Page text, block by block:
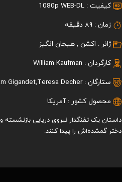
کیفیت : 1080p WEB-DL
زمان : 89 دقیقه
ژانر : اکشن, هیجان انگیز
کارگردان : William Kaufman
ستارگان :
Gigandet,Teresa Decher
محصول کشور : آمریکا
داستان یک تفنگدار نیروی دریایی
دختر گمشده‌اش را پیدا کنند.